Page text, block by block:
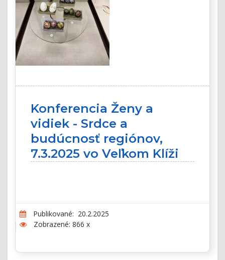
Konferencia Ženy a
vidiek - Srdce a
budúcnosť regiónov,
7.3.2025 vo Veľkom Klíži
Publikované: 20.2.2025
Zobrazené: 866 x